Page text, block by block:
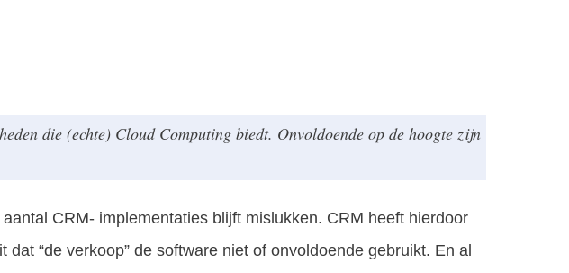
die (echte) Cloud Computing biedt. Onvoldoende op de hoogte zijn
CRM- implementaties blijft mislukken. CRM heeft hierdoor
“de verkoop” de software niet of onvoldoende gebruikt. En al